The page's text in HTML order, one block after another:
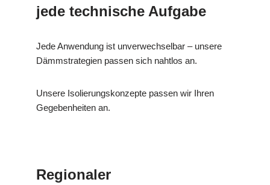
jede technische Aufgabe
Jede Anwendung ist unverwechselbar – unsere
Dämmstrategien passen sich nahtlos an.
Unsere Isolierungskonzepte passen wir Ihren
Gegebenheiten an.
Regionaler